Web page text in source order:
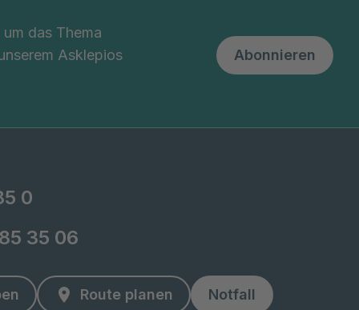
das Thema
Asklepios
Abonnieren
0
35 06
Route planen Notfall